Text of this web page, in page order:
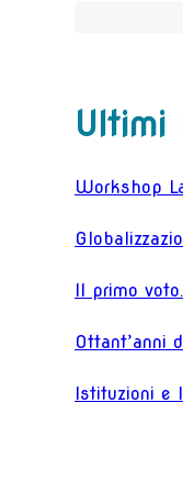
Ultimi
Workshop
Il primo
Ottant’anni
Istituzioni e